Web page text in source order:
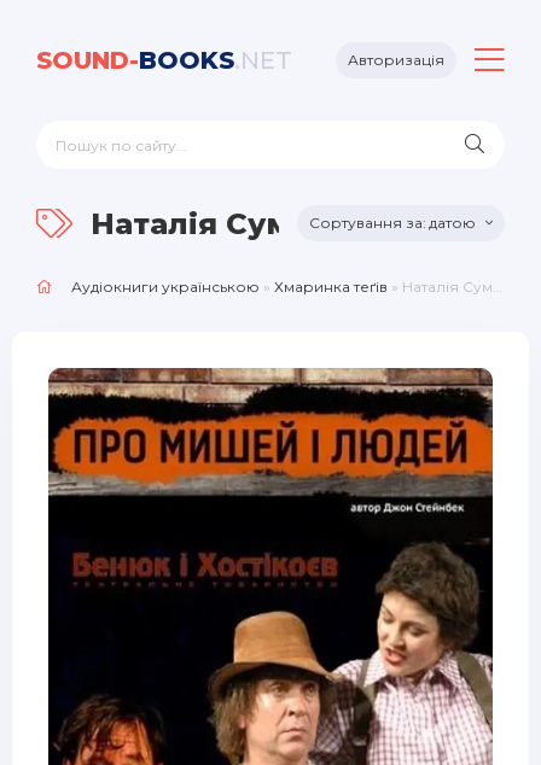
SOUND-BOOKS.NET Авторизація
Наталія Сумська датою
Аудіокниги українською » Хмаринка теґів » Наталія Сумська